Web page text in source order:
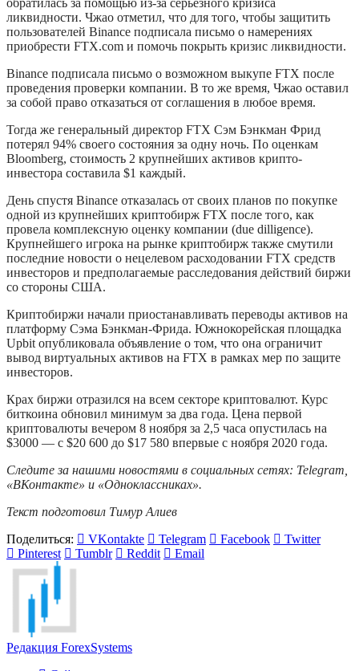
обратилась за помощью из-за серьезного кризиса
ликвидности. Чжао отметил, что для того, чтобы защитить
пользователей Binance подписала письмо о намерениях
приобрести FTX.com и помочь покрыть кризис ликвидности.
Binance подписала письмо о возможном выкупе FTX после
проведения проверки компании. В то же время, Чжао оставил
за собой право отказаться от соглашения в любое время.
Тогда же генеральный директор FTX Сэм Бэнкман Фрид
потерял 94% своего состояния за одну ночь. По оценкам
Bloomberg, стоимость 2 крупнейших активов крипто-
инвестора составила $1 каждый.
День спустя Binance отказалась от своих планов по покупке
одной из крупнейших криптобирж FTX после того, как
провела комплексную оценку компании (due dilligence).
Крупнейшего игрока на рынке криптобирж также смутили
последние новости о нецелевом расходовании FTX средств
инвесторов и предполагаемые расследования действий биржи
со стороны США.
Криптобиржи начали приостанавливать переводы активов на
платформу Сэма Бэнкман-Фрида. Южнокорейская площадка
Upbit опубликовала объявление о том, что она ограничит
вывод виртуальных активов на FTX в рамках мер по защите
инвесторов.
Крах биржи отразился на всем секторе криптовалют. Курс
биткоина обновил минимум за два года. Цена первой
криптовалюты вечером 8 ноября за 2,5 часа опустилась на
$3000 — с $20 600 до $17 580 впервые с ноября 2020 года.
Следите за нашими новостями в социальных сетях: Telegram,
«ВКонтакте» и «Одноклассниках».
Текст подготовил Тимур Алиев
Поделиться:
VKontakte Telegram Facebook
Twitter
Pinterest
Tumblr Reddit Email
Редакция ForexSystems